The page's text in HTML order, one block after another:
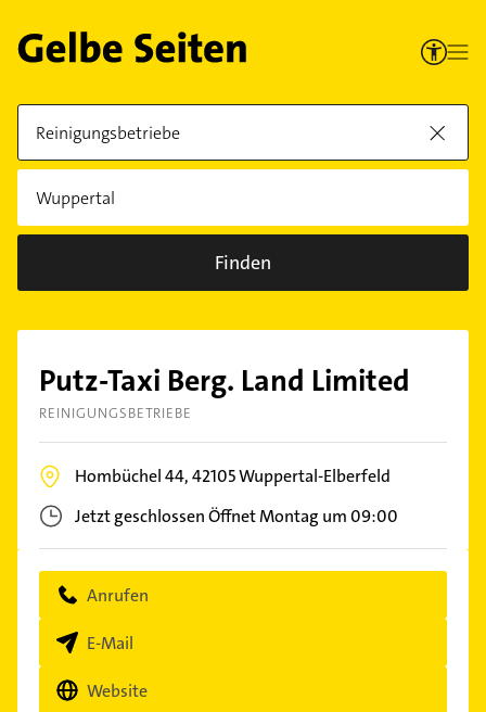
Finden
Putz-Taxi Berg. Land Limited
REINIGUNGSBETRIEBE
Hombüchel 44,42105Wuppertal-Elberfeld
Jetzt geschlossenÖffnet Montag um 09:00
Anrufen
E-Mail
Website